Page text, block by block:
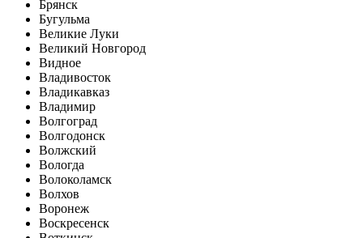
Брянск
Бугульма
Великие Луки
Великий Новгород
Видное
Владивосток
Владикавказ
Владимир
Волгоград
Волгодонск
Волжский
Вологда
Волоколамск
Волхов
Воронеж
Воскресенск